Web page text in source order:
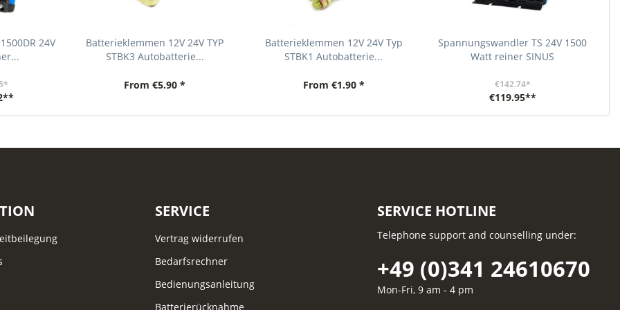
24V
Batterieklemmen 12V 24V TYP
STBK3 Autobatterie...
From €5.90 *
Batterieklemmen 12V 24V Typ
STBK1 Autobatterie...
From €1.90 *
Spannungswandler TS 24V 1500
Watt reiner SINUS
€142.74*
€119.95**
SERVICE
Vertrag widerrufen
Bedarfsrechner
Bedienungsanleitung
Batterierücknahme
SERVICE HOTLINE
Telephone support and counselling under:
+49 (0)341 24610670
Mon-Fri, 9 am - 4 pm